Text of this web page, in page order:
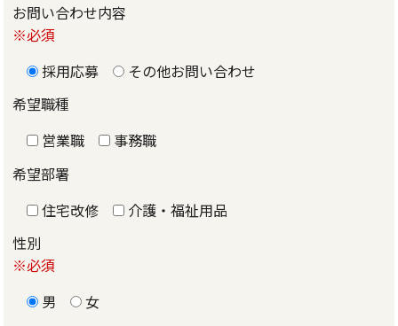
お問い合わせ内容
※必須
採用応募
その他お問い合わせ
希望職種
営業職
事務職
希望部署
住宅改修
介護・福祉用品
性別
※必須
男
女